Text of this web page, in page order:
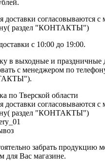
доставки согласовываются
раздел "КОНТАКТЫ")
с 10:00 до 19:00.
в выходные и праздничные
с менеджером по
по Тверской области
доставки согласовываются
раздел "КОНТАКТЫ")
забрать продукцию
для Вас магазине.